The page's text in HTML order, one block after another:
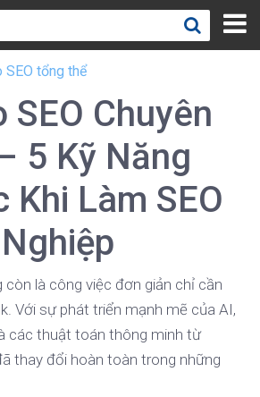
tổng thể
Chuyên
5 Kỹ Năng
Khi Làm SEO
còn là công việc đơn giản chỉ cần
Với sự phát triển mạnh mẽ của AI,
các thuật toán thông minh từ
thay đổi hoàn toàn trong những